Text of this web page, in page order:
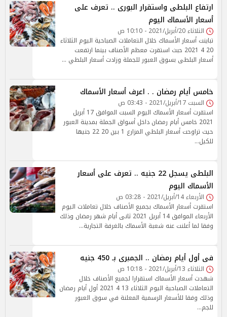
ارتفاع البلطى واستقرار البورى .. تعرف على
أسعار الأسماك اليوم
الثلاثاء 20/أبريل/2021 - 10:10 ص
تباينت أسعار الأسماك خلال التعاملات الصباحية اليوم الثلاثاء
20 4 2021 حبث استقرت معظم الأصناف بينما ارتفعت
أسعار البلطى بسوق العبور للجملة وزادت أسعار البلطي …
خامس أيام رمضان . . اعرف أسعار الأسماك
السبت 17/أبريل/2021 - 03:43 ص
استقرت أسعار الأسماك اليوم السبت الموافق 17 أبريل
2021 خامس أيام رمضان داخل أسواق الجملة بمدينة العبور
حيث تراوحت أسعار البلطي المزارع 1 بين 20 22 جنيها
للكيل…
البلطى يسجل 22 جنيه .. تعرف على أسعار
الأسماك اليوم
الأربعاء 14/أبريل/2021 - 03:28 ص
استقرت أسعار الأسماك بجميع الأصناف خلال تعاملات اليوم
الأربعاء الموافق 14 أبريل 2021 ثانى أيام شهر رمضان وذلك
وفقا لما أعلنت عنه شعبة الأسماك بالغرفة التجارية…
فى أول أيام رمضان .. الجمبرى بـ 450 جنيه
الثلاثاء 13/أبريل/2021 - 10:18 ص
شهدت أسعار الأسماك استقرارا لجميع الأصناف خلال
التعاملات الصباحية اليوم الثلاثاء 13 4 2021 أول أيام رمضان
وذلك وفقا للأسعار الرسمية المعلنة في سوق العبور
للجم…